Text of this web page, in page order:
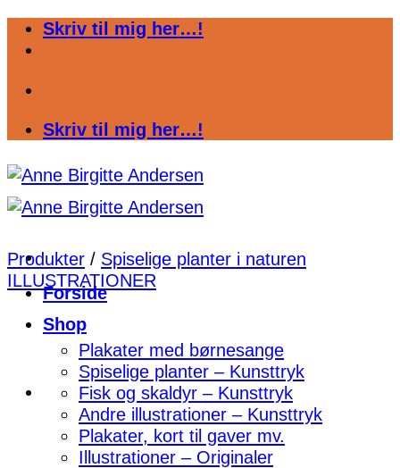
FortsætSkriv til mig her…!
Skriv til mig her…!
Forside
Shop
Plakater med børnesange
Spiselige planter – Kunsttryk
Fisk og skaldyr – Kunsttryk
Andre illustrationer – Kunsttryk
Plakater, kort til gaver mv.
Illustrationer – Originaler
Produkter / Spiselige planter i naturen
ILLUSTRATIONER